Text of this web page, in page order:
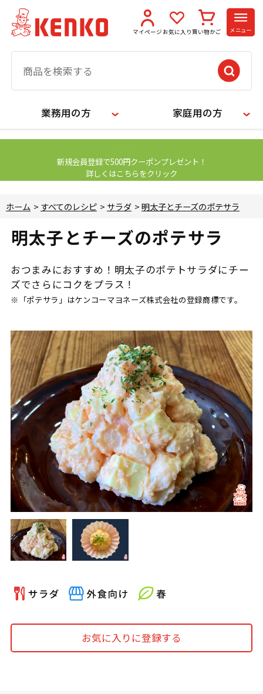
マイページ お気に入り 買い物かご メニュー
業務用の方 家庭用の方
新規会員登録で500円クーポンプレゼント！
詳しくはこちらをクリック
ホーム > すべてのレシピ > サラダ >明太子とチーズのポテサラ
明太子とチーズのポテサラ
おつまみにおすすめ！明太子のポテトサラダにチー
ズでさらにコクをプラス！
※「ポテサラ」はケンコーマヨネーズ株式会社の登録商標です。
お気に入りに登録する